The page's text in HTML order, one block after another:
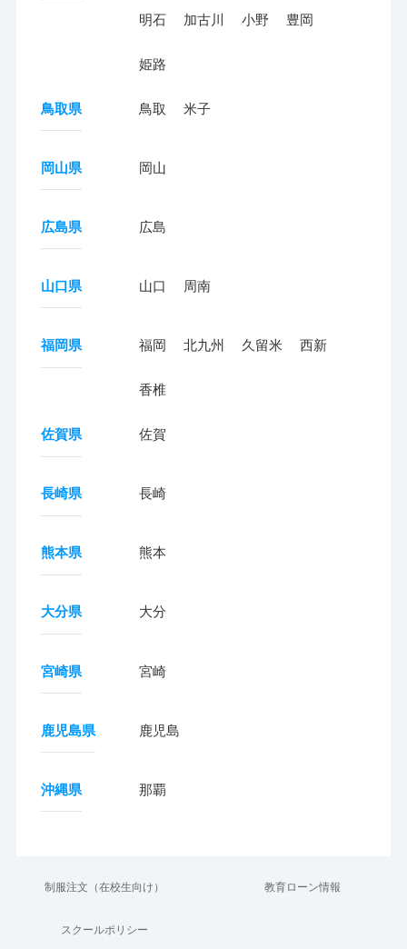
明石 加古川 小野 豊岡
姫路
鳥取県 鳥取 米子
岡山県 岡山
広島県 広島
山口県 山口 周南
福岡県 福岡 北九州 久留米 西新
香椎
佐賀県 佐賀
長崎県 長崎
熊本県 熊本
大分県 大分
宮崎県 宮崎
鹿児島県 鹿児島
沖縄県 那覇
制服注文（在校生向け） 教育ローン情報
スクールポリシー